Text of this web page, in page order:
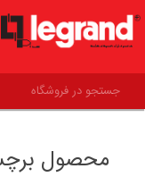
علاقه مندی ها
(0)